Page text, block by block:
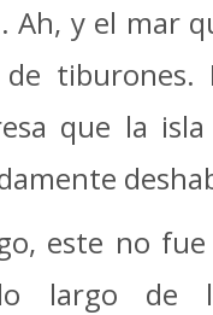
Ah, y el mar
tiburones.
que la
este no
largo de